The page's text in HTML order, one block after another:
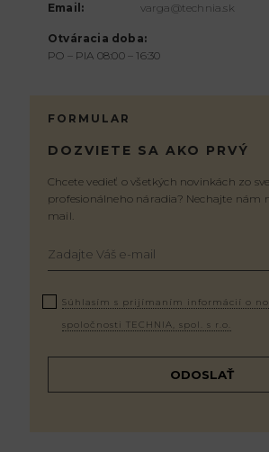
Email:
varga@technia.sk
Otváracia doba:
PO – PIA 08:00 – 16:30
FORMULAR
DOZVIETE SA AKO PRVÝ
Chcete vedieť o všetkých novinkách zo
profesionálneho náradia? Nechajte nám
mail.
Súhlasím s prijímaním informácií o
spoločnosti TECHNIA, spol. s r.o.